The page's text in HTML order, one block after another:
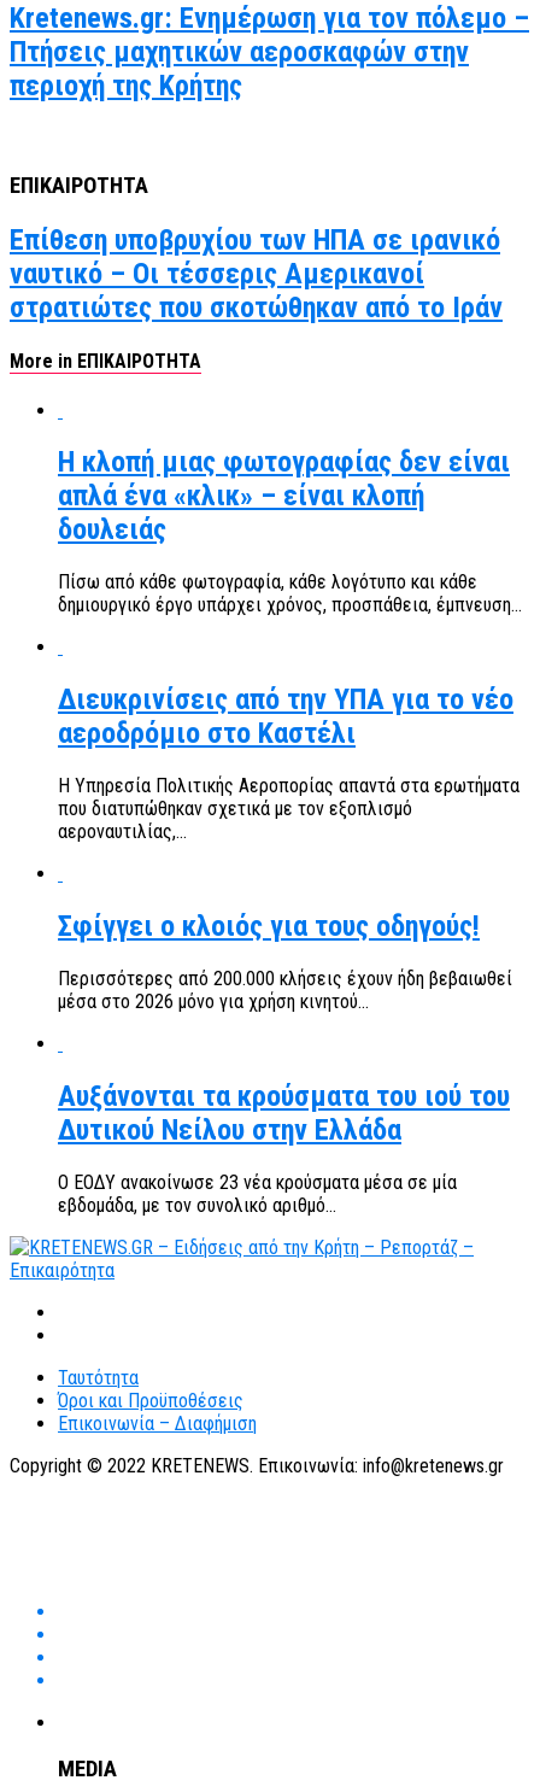
Kretenews.gr: Ενημέρωση για τον πόλεμο –
Πτήσεις μαχητικών αεροσκαφών στην
περιοχή της Κρήτης
ΕΠΙΚΑΙΡΟΤΗΤΑ
Επίθεση υποβρυχίου των ΗΠΑ σε ιρανικό
ναυτικό – Οι τέσσερις Αμερικανοί
στρατιώτες που σκοτώθηκαν από το Ιράν
More in ΕΠΙΚΑΙΡΟΤΗΤΑ
Η κλοπή μιας φωτογραφίας δεν είναι
απλά ένα «κλικ» – είναι κλοπή
δουλειάς
Πίσω από κάθε φωτογραφία, κάθε λογότυπο και κάθε
δημιουργικό έργο υπάρχει χρόνος, προσπάθεια, έμπνευση...
Διευκρινίσεις από την ΥΠΑ για το νέο
αεροδρόμιο στο Καστέλι
Η Υπηρεσία Πολιτικής Αεροπορίας απαντά στα ερωτήματα
που διατυπώθηκαν σχετικά με τον εξοπλισμό
αεροναυτιλίας,...
Σφίγγει ο κλοιός για τους οδηγούς!
Περισσότερες από 200.000 κλήσεις έχουν ήδη βεβαιωθεί
μέσα στο 2026 μόνο για χρήση κινητού...
Αυξάνονται τα κρούσματα του ιού του
Δυτικού Νείλου στην Ελλάδα
Ο ΕΟΔΥ ανακοίνωσε 23 νέα κρούσματα μέσα σε μία
εβδομάδα, με τον συνολικό αριθμό...
Ταυτότητα
Όροι και Προϋποθέσεις
Επικοινωνία – Διαφήμιση
Copyright © 2022 KRETENEWS. Επικοινωνία: info@kretenews.gr
MEDIA